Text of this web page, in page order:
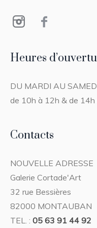
Heures
DU MARDI AU
de 10h à 12h & de 14h
Contacts
NOUVELLE ADRESSE
Galerie Cortade'Art
32 rue Bessières
82000 MONTAUBAN
TEL. :05 63 91 44 92